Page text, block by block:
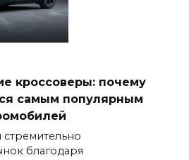
кроссоверы: почему
самым популярным
благодаря